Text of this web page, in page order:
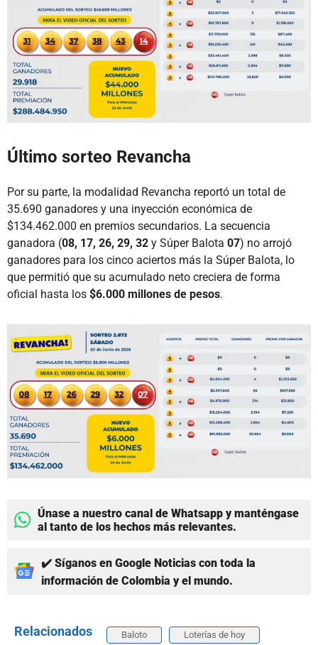
Último sorteo Revancha
Por su parte, la modalidad Revancha reportó un total de
35.690 ganadores y una inyección económica de
$134.462.000 en premios secundarios. La secuencia
ganadora (08, 17, 26, 29, 32 y Súper Balota 07) no arrojó
ganadores para los cinco aciertos más la Súper Balota, lo
que permitió que su acumulado neto creciera de forma
oficial hasta los $6.000 millones de pesos.
Únase a nuestro canal de Whatsapp y manténgase
al tanto de los hechos más relevantes.
✔️ Síganos en Google Noticias con toda la
información de Colombia y el mundo.
Relacionados Baloto Loterías de hoy